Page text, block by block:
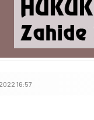
16:57